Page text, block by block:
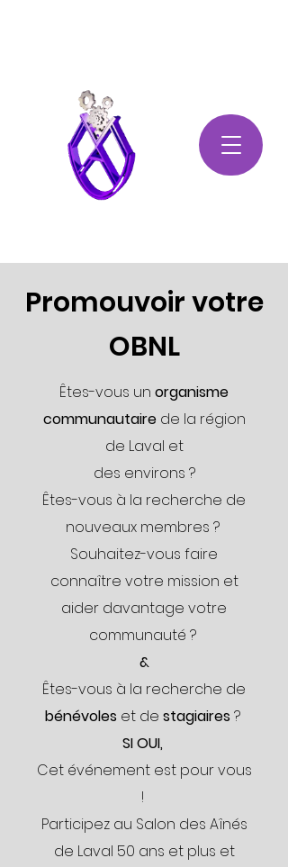
514-708-MAUV (6288)
Promouvoir votre
OBNL
Êtes-vous un organisme
communautairede la région
de Laval et
des environs ?
Êtes-vous à la recherche de
nouveaux membres ?
Souhaitez-vous faire
connaître votre mission et
aider davantage votre
communauté ?
&
Êtes-vous à la recherche de
bénévoles et de stagiaires ?
SI OUI,
Cet événement est pour vous
!
Participez au Salon des Aînés
de Laval 50 ans et plus et